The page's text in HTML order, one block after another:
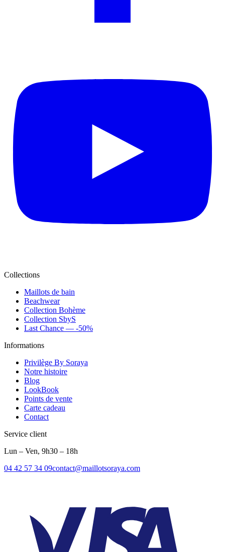
Collections
Maillots de bain
Beachwear
Collection Bohème
Collection SbyS
Last Chance — -50%
Informations
Privilège By Soraya
Notre histoire
Blog
LookBook
Points de vente
Carte cadeau
Contact
Service client
Lun – Ven, 9h30 – 18h
04 42 57 34 09contact@maillotsoraya.com